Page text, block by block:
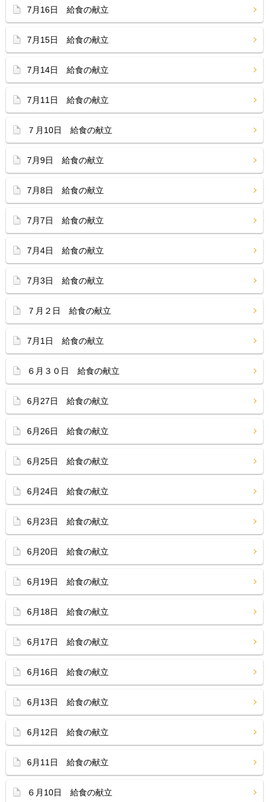
7月16日 給食の献立
7月15日 給食の献立
7月14日 給食の献立
7月11日 給食の献立
７月10日 給食の献立
7月9日 給食の献立
7月8日 給食の献立
7月7日 給食の献立
7月4日 給食の献立
7月3日 給食の献立
７月２日 給食の献立
7月1日 給食の献立
６月３０日 給食の献立
6月27日 給食の献立
6月26日 給食の献立
6月25日 給食の献立
6月24日 給食の献立
6月23日 給食の献立
6月20日 給食の献立
6月19日 給食の献立
6月18日 給食の献立
6月17日 給食の献立
6月16日 給食の献立
6月13日 給食の献立
6月12日 給食の献立
6月11日 給食の献立
６月10日 給食の献立